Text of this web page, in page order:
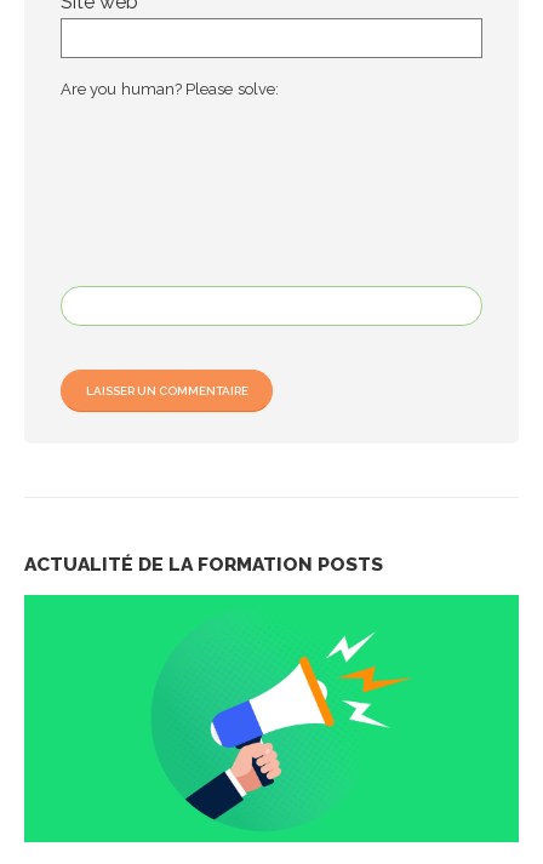
Are you human? Please solve:
ACTUALITÉ DE LA FORMATION POSTS